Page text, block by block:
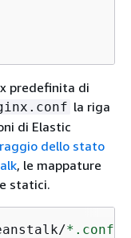
predefinita di
la riga
di Elastic
dello stato
, le mappature
statici.
*.conf